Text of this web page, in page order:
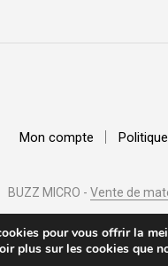
Mon compte
BUZZ MICRO - Vente de
pour vous offrir la
plus sur les cookies que